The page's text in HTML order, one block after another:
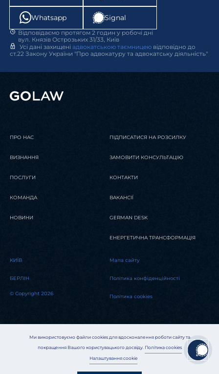
Whatsapp Signal
Відповідаємо протягом 2 годин у робочі дні
вул. Князів Острозьких 31/33, Київ
Усі дані захищені адвокатською таємницею відповідно до
ст.22 Закону України "Про адвокатуру та адвокатську діяльність"
Ми використовуємо файли cookies для вдосконалення роботи сайту та
покращення Вашого користувацького досвіду. Політика cookies
Налаштування cookie
ПРО НАС
ВИЗНАННЯ
ПОСЛУГИ
КОМАНДА
НОВИНИ
ПІДПИСАТИСЯ НА РОЗСИЛКУ
ЗАМОВИТИ КОНСУЛЬТАЦІЮ
КОНТАКТИ
ВАКАНСІЇ
GERMAN DESK
ЕНЕРГЕТИЧНА ТРАНСФОРМАЦІЯ
KИЇВ
БЕРЛІН
© Copyright 2026
Мапа сайту
Політика конфіденційності
Політика cookies